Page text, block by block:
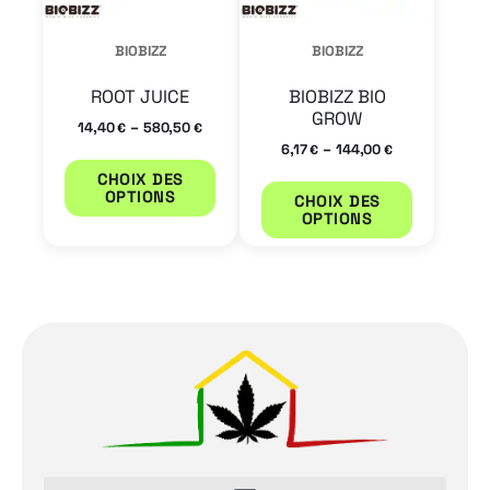
BIOBIZZ
ROOT JUICE
14,40€ – 580,50 €
CHOIX DES
OPTIONS
options
la
page
BIOBIZZ
BIOBIZZ BIO
GROW
6,17€ – 144,00€
CHOIX DES
OPTIONS